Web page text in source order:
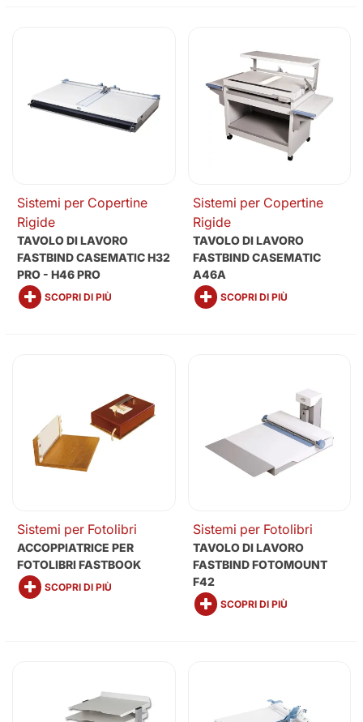
Sistemi per Copertine
Rigide
TAVOLO DI LAVORO
FASTBIND CASEMATIC H32
PRO - H46 PRO
SCOPRI DI PIÙ
Sistemi per Copertine
Rigide
TAVOLO DI LAVORO
FASTBIND CASEMATIC
A46A
SCOPRI DI PIÙ
Sistemi per Fotolibri
ACCOPPIATRICE PER
FOTOLIBRI FASTBOOK
SCOPRI DI PIÙ
Sistemi per Fotolibri
TAVOLO DI LAVORO
FASTBIND FOTOMOUNT
F42
SCOPRI DI PIÙ